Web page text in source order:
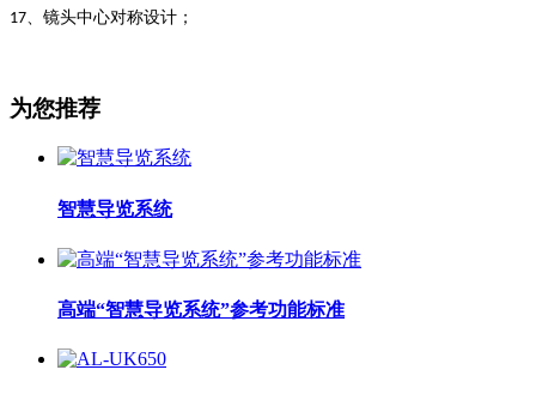
17 、镜头中心对称设计；
为您推荐
智慧导览系统
高端“智慧导览系统”参考功能标准